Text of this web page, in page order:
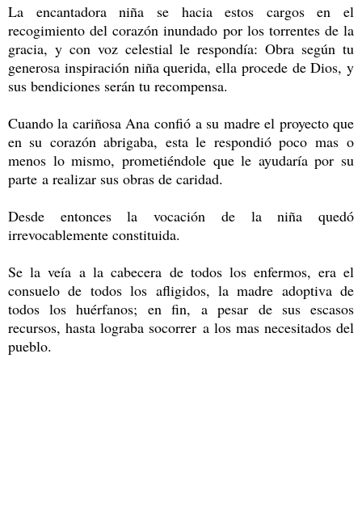
La encantadora niña se hacia estos cargos en el
recogimiento del corazón inundado por los torrentes de la
gracia, y con voz celestial le respondía: Obra según tu
generosa inspiración niña querida, ella procede de Dios, y
sus bendiciones serán tu recompensa.
Cuando la cariñosa Ana confió a su madre el proyecto que
en su corazón abrigaba, esta le respondió poco mas o
menos lo mismo, prometiéndole que le ayudaría por su
parte a realizar sus obras de caridad.
Desde entonces la vocación de la niña quedó
irrevocablemente constituida.
Se la veía a la cabecera de todos los enfermos, era el
consuelo de todos los afligidos, la madre adoptiva de
todos los huérfanos; en fin, a pesar de sus escasos
recursos, hasta lograba socorrer a los mas necesitados del
pueblo.